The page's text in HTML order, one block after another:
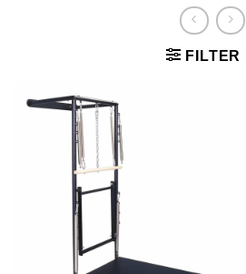
FILTER